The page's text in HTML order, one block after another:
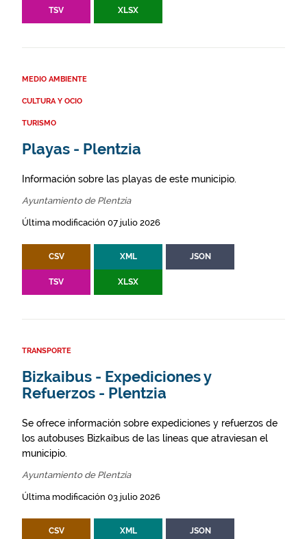
TSV XLSX
MEDIO AMBIENTE
CULTURA Y OCIO
TURISMO
Playas - Plentzia
Información sobre las playas de este municipio.
Ayuntamiento de Plentzia
Última modificación 07 julio 2026
CSV XML JSON
TSV XLSX
TRANSPORTE
Bizkaibus - Expediciones y
Refuerzos - Plentzia
Se ofrece información sobre expediciones y refuerzos de
los autobuses Bizkaibus de las líneas que atraviesan el
municipio.
Ayuntamiento de Plentzia
Última modificación 03 julio 2026
CSV XML JSON